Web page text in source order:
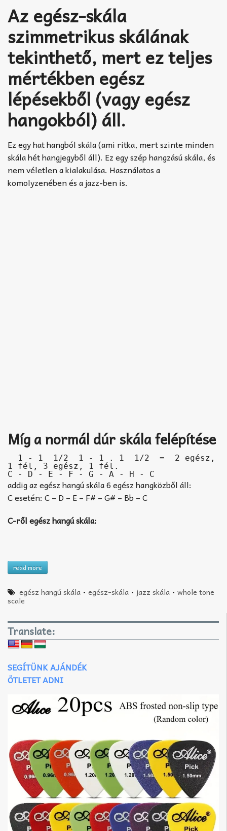
TABok
Az egész-skála
szimmetrikus skálának
tekinthető, mert ez teljes
mértékben egész
lépésekből (vagy egész
hangokból) áll.
Ez egy hat hangból skála (ami ritka, mert szinte minden
skála hét hangjegyből áll). Ez egy szép hangzású skála, és
nem véletlen a kialakulása. Használatos a
komolyzenében és a jazz-ben is.
Míg a normál dúr skála felépítése
1 fél, 3 egész, 1 fél.
addig az egész hangú skála 6 egész hangközből áll:
C esetén: C – D – E – F# – G# – Bb – C
C-ről egész hangú skála:
read more
egész hangú skála •egész-skála • jazz skála •whole tone
scale
Translate:
SEGÍTÜNK AJÁNDÉK
ÖTLETET ADNI